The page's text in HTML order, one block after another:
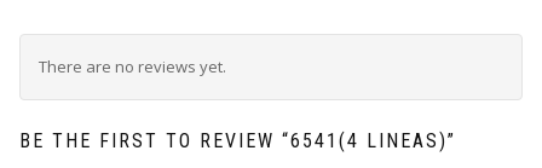
There are no reviews yet.
BE THE FIRST TO REVIEW “6541(4 LINEAS)”